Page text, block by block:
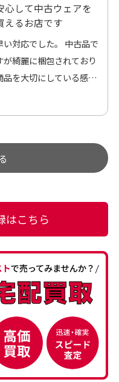
心して中古ウェアを
えるお店です
い対応でした。 中古品で
が綺麗に梱包されており
品を大切にしている感が
ぐらい目立つことなく綺
な商品でお安く購入でき
はこちら